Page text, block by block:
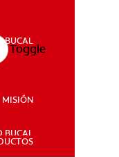
SALUD BUCAL
BUCAL
MISIÓN
BUCAL
Toggle
Y